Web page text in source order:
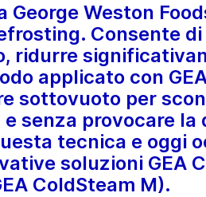
George Weston
Consente
ridurre
applicato con
sottovuoto per
senza provocare
tecnica e oggi
soluzioni GEA
ColdSteam M).